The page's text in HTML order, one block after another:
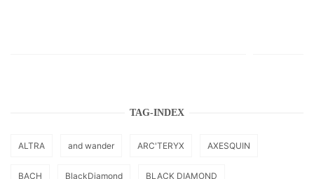
TAG-INDEX
ALTRA and wander ARC'TERYX AXESQUIN
BACH BlackDiamond BLACK DIAMOND